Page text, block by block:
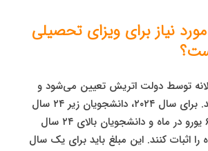
نیاز برای ویزای تحصیلی
توسط دولت اتریش تعیین می‌شود و
ممکن است تغییر کند. برای سال ۲۰۲۴، دانشجویان زیر ۲۴ سال
باید مبلغی حدود ۶۷۰ یورو در ماه و دانشجویان بالای ۲۴ سال
در ماه را اثبات کنند. این مبلغ باید برای یک سال